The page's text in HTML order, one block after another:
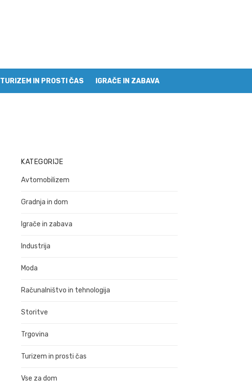
TURIZEM IN PROSTI ČAS IGRAČE IN ZABAVA
KATEGORIJE
Avtomobilizem
Gradnja in dom
Igrače in zabava
Industrija
Moda
Računalništvo in tehnologija
Storitve
Trgovina
Turizem in prosti čas
Vse za dom